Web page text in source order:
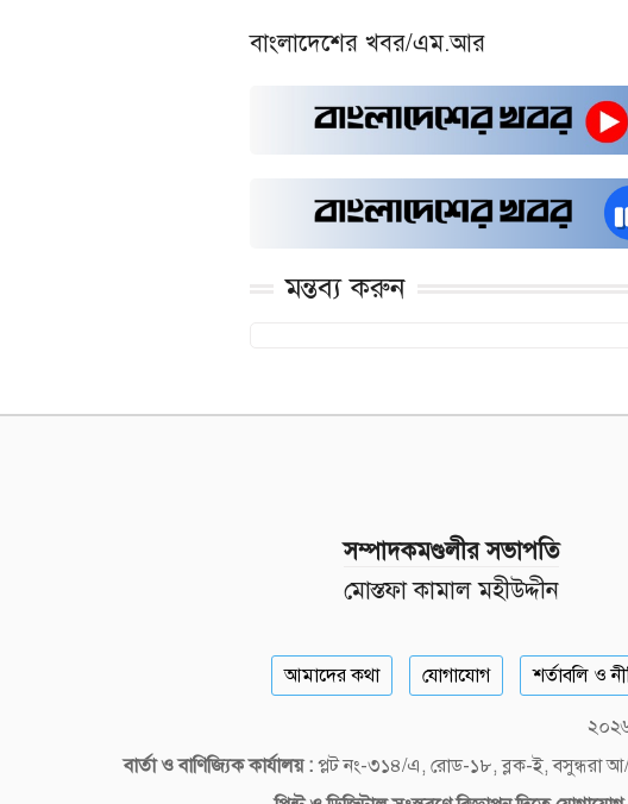
বাংলাদেশের খবর/এম.আর
মন্তব্য করুন
সম্পাদকমণ্ডলীর সভাপতি
মোস্তফা কামাল মহীউদ্দীন
আমাদের কথা যোগাযোগ শর্তাবলি ও
বার্তা ও বাণিজ্যিক কার্যালয় : প্লট নং-৩১৪/এ, রোড-১৮, ব্লক-ই,